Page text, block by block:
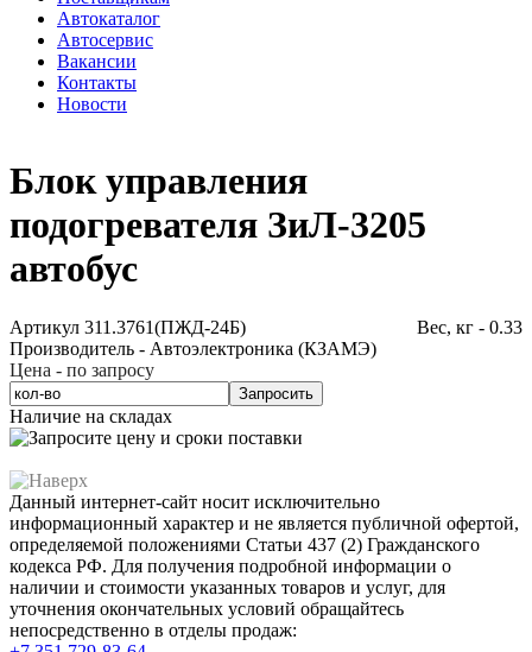
Автокаталог
Автосервис
Вакансии
Контакты
Новости
Блок управления
подогревателя ЗиЛ-3205
автобус
Артикул 311.3761(ПЖД-24Б)
Производитель - Автоэлектроника (КЗАМЭ)
Вес, кг - 0.33
Цена - по запросу
Запросить
Наличие на складах
Данный интернет-сайт носит исключительно
информационный характер и не является публичной офертой,
определяемой положениями Статьи 437 (2) Гражданского
кодекса РФ. Для получения подробной информации о
наличии и стоимости указанных товаров и услуг, для
уточнения окончательных условий обращайтесь
непосредственно в отделы продаж: